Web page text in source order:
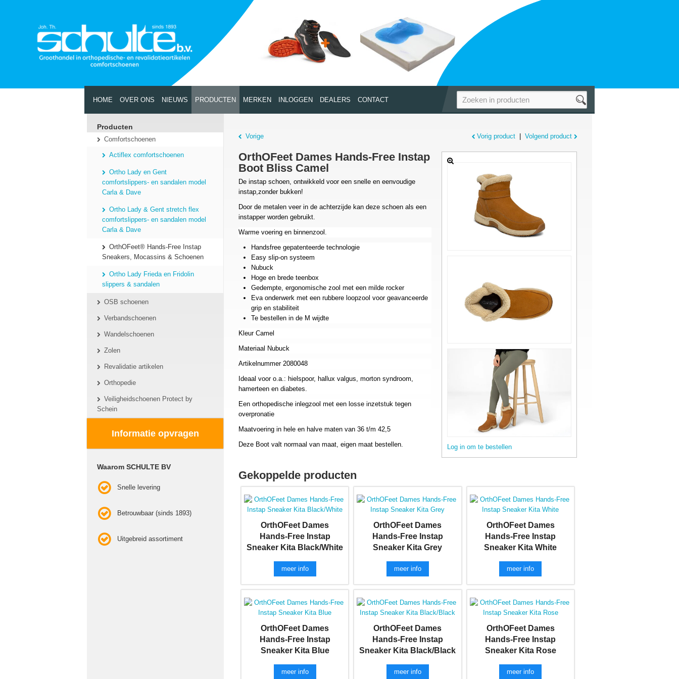
HOME OVER ONS NIEUWS PRODUCTEN MERKEN INLOGGEN DEALERS CONTACT
Producten
Comfortschoenen
Actiflex comfortschoenen
Ortho Lady en Gent
comfortslippers- en sandalen model
Carla & Dave
Ortho Lady & Gent stretch flex
comfortslippers- en sandalen model
Carla & Dave
OrthOFeet® Hands-Free Instap
Sneakers, Mocassins & Schoenen
Ortho Lady Frieda en Fridolin
slippers & sandalen
OSB schoenen
Verbandschoenen
Wandelschoenen
Zolen
Revalidatie artikelen
Orthopedie
Veiligheidschoenen Protect by
Schein
Informatie opvragen
Waarom SCHULTE BV
Snelle levering
Betrouwbaar (sinds 1893)
Uitgebreid assortiment
Vorige Vorig product Volgend product
OrthOFeet Dames Hands-Free Instap
Boot Bliss Camel
De instap schoen, ontwikkeld voor een snelle en eenvoudige
instap,zonder bukken!
Door de metalen veer in de achterzijde kan deze schoen als een
instapper worden gebruikt.
Warme voering en binnenzool.
Handsfree gepatenteerde technologie
Easy slip-on systeem
Nubuck
Hoge en brede teenbox
Gedempte, ergonomische zool met een milde rocker
Eva onderwerk met een rubbere loopzool voor geavanceerde
grip en stabiliteit
Te bestellen in de M wijdte
Kleur Camel
Materiaal Nubuck
Artikelnummer 2080048
Ideaal voor o.a.: hielspoor, hallux valgus, morton syndroom,
hamerteen en diabetes.
Een orthopedische inlegzool met een losse inzetstuk tegen
overpronatie
Maatvoering in hele en halve maten van 36 t/m 42,5
Deze Boot valt normaal van maat, eigen maat bestellen.
Log in om te bestellen
Gekoppelde producten
OrthOFeet Dames
Hands-Free Instap
Sneaker Kita Black/White
meer info
OrthOFeet Dames
Hands-Free Instap
Sneaker Kita Grey
meer info
OrthOFeet Dames
Hands-Free Instap
Sneaker Kita White
meer info
OrthOFeet Dames
Hands-Free Instap
Sneaker Kita Blue
meer info
OrthOFeet Dames
Hands-Free Instap
Sneaker Kita Black/Black
meer info
OrthOFeet Dames
Hands-Free Instap
Sneaker Kita Rose
meer info